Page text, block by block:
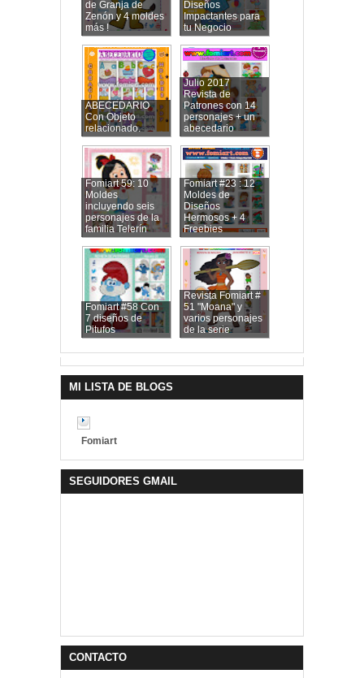
de Granja de
Zenón y 4 moldes
más !
Diseños
Impactantes para
tu Negocio
ABECEDARIO
Con Objeto
relacionado.
Julio 2017
Revista de
Patrones con 14
personajes + un
abecedario
Fomiart 59: 10
Moldes
incluyendo seis
personajes de la
familia Telerín
Fomiart #23 : 12
Moldes de
Diseños
Hermosos + 4
Freebies
Fomiart #58 Con
7 diseños de
Pitufos
Revista Fomiart #
51 "Moana" y
varios personajes
de la serie
MI LISTA DE BLOGS
Fomiart
SEGUIDORES GMAIL
CONTACTO